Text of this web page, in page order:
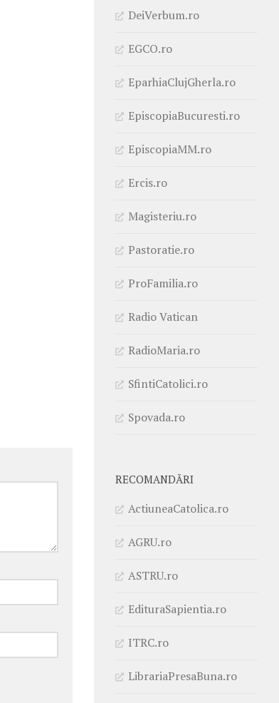
DeiVerbum.ro
EGCO.ro
EparhiaClujGherla.ro
EpiscopiaBucuresti.ro
EpiscopiaMM.ro
Ercis.ro
Magisteriu.ro
Pastoratie.ro
ProFamilia.ro
Radio Vatican
RadioMaria.ro
SfintiCatolici.ro
Spovada.ro
RECOMANDĂRI
ActiuneaCatolica.ro
AGRU.ro
ASTRU.ro
EdituraSapientia.ro
ITRC.ro
LibrariaPresaBuna.ro